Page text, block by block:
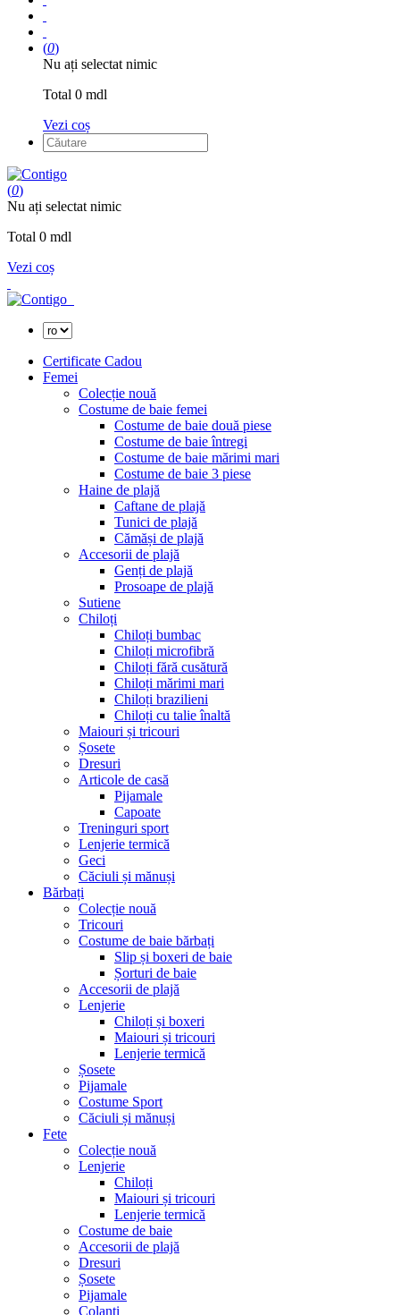
(0)
Nu ați selectat nimic
Total 0 mdl
Vezi coș
(0)
Nu ați selectat nimic
Total 0 mdl
Vezi coș
Certificate Cadou
Femei
Colecție nouă
Costume de baie femei
Costume de baie două piese
Costume de baie întregi
Costume de baie mărimi mari
Costume de baie 3 piese
Haine de plajă
Caftane de plajă
Tunici de plajă
Cămăși de plajă
Accesorii de plajă
Genți de plajă
Prosoape de plajă
Sutiene
Chiloți
Chiloți bumbac
Chiloți microfibră
Chiloți fără cusătură
Chiloți mărimi mari
Chiloți brazilieni
Chiloți cu talie înaltă
Maiouri și tricouri
Șosete
Dresuri
Articole de casă
Pijamale
Capoate
Treninguri sport
Lenjerie termică
Geci
Căciuli și mănuși
Bărbați
Colecție nouă
Tricouri
Costume de baie bărbați
Slip și boxeri de baie
Șorturi de baie
Accesorii de plajă
Lenjerie
Chiloți și boxeri
Maiouri și tricouri
Lenjerie termică
Șosete
Pijamale
Costume Sport
Căciuli și mănuși
Fete
Colecție nouă
Lenjerie
Chiloți
Maiouri și tricouri
Lenjerie termică
Costume de baie
Accesorii de plajă
Dresuri
Șosete
Pijamale
Colanți